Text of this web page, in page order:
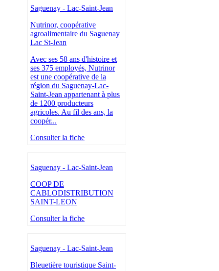
Saguenay - Lac-Saint-Jean
Nutrinor, coopérative
agroalimentaire du Saguenay
Lac St-Jean
Avec ses 58 ans d'histoire et
ses 375 employés, Nutrinor
est une coopérative de la
région du Saguenay-Lac-
Saint-Jean appartenant à plus
de 1200 producteurs
agricoles. Au fil des ans, la
coopér...
Consulter la fiche
Saguenay - Lac-Saint-Jean
COOP DE
CABLODISTRIBUTION
SAINT-LEON
Consulter la fiche
Saguenay - Lac-Saint-Jean
Bleuetière touristique Saint-